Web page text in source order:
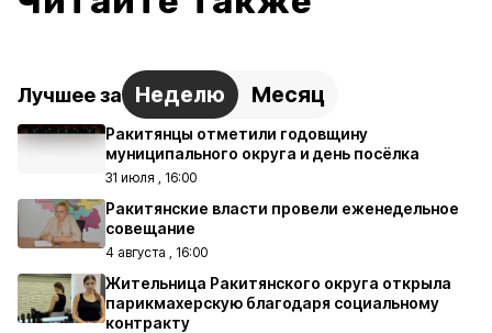
Лучшее за Неделю Месяц
Ракитянцы отметили годовщину
муниципального округа и день посёлка
31 июля , 16:00
Ракитянские власти провели еженедельное
совещание
4 августа , 16:00
Жительница Ракитянского округа открыла
парикмахерскую благодаря социальному
контракту